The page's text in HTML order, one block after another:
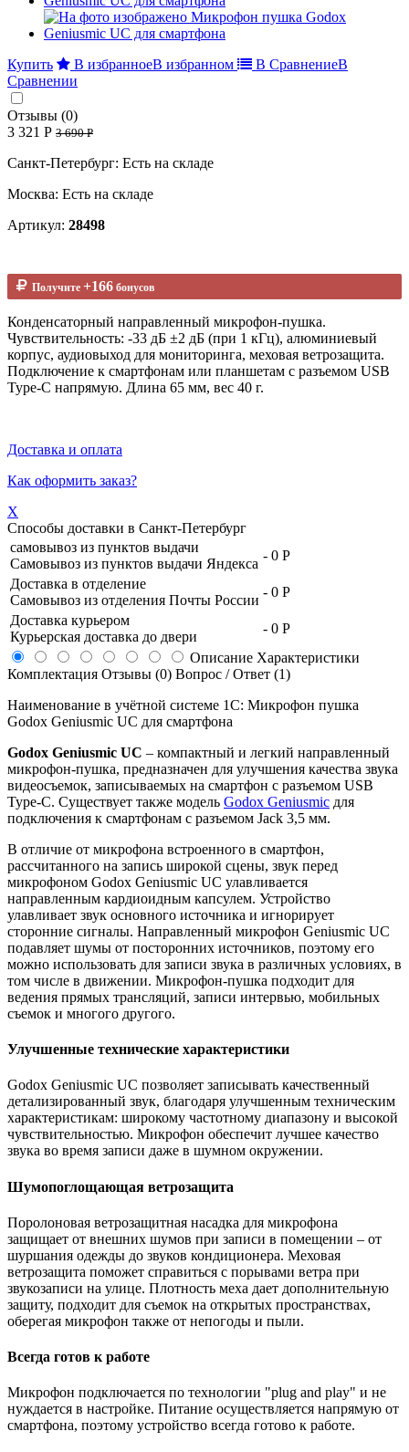
Купить В избранноеВ избранном В СравнениеВ
Сравнении
Отзывы (0)
3 321 Р 3 690 Р
Санкт-Петербург: Есть на складе
Москва: Есть на складе
Артикул: 28498
Получите +166 бонусов
Конденсаторный направленный микрофон-пушка.
Чувствительность: -33 дБ ±2 дБ (при 1 кГц), алюминиевый
корпус, аудиовыход для мониторинга, меховая ветрозащита.
Подключение к смартфонам или планшетам с разъемом USB
Type-C напрямую. Длина 65 мм, вес 40 г.
Доставка и оплата
Как оформить заказ?
X
Способы доставки в Санкт-Петербург
самовывоз из пунктов выдачи
Самовывоз из пунктов выдачи Яндекса
- 0 Р
Доставка в отделение
Самовывоз из отделения Почты России
- 0 Р
Доставка курьером
Курьерская доставка до двери
- 0 Р
Описание Характеристики
Комплектация Отзывы (0) Вопрос / Ответ (1)
Наименование в учётной системе 1С: Микрофон пушка
Godox Geniusmic UC для смартфона
Godox Geniusmic UC – компактный и легкий направленный
микрофон-пушка, предназначен для улучшения качества звука
видеосъемок, записываемых на смартфон с разъемом USB
Type-C. Существует также модель Godox Geniusmic для
подключения к смартфонам с разъемом Jack 3,5 мм.
В отличие от микрофона встроенного в смартфон,
рассчитанного на запись широкой сцены, звук перед
микрофоном Godox Geniusmic UC улавливается
направленным кардиоидным капсулем. Устройство
улавливает звук основного источника и игнорирует
сторонние сигналы. Направленный микрофон Geniusmic UC
подавляет шумы от посторонних источников, поэтому его
можно использовать для записи звука в различных условиях, в
том числе в движении. Микрофон-пушка подходит для
ведения прямых трансляций, записи интервью, мобильных
съемок и многого другого.
Улучшенные технические характеристики
Godox Geniusmic UC позволяет записывать качественный
детализированный звук, благодаря улучшенным техническим
характеристикам: широкому частотному диапазону и высокой
чувствительностью. Микрофон обеспечит лучшее качество
звука во время записи даже в шумном окружении.
Шумопоглощающая ветрозащита
Поролоновая ветрозащитная насадка для микрофона
защищает от внешних шумов при записи в помещении – от
шуршания одежды до звуков кондиционера. Меховая
ветрозащита поможет справиться с порывами ветра при
звукозаписи на улице. Плотность меха дает дополнительную
защиту, подходит для съемок на открытых пространствах,
оберегая микрофон также от непогоды и пыли.
Всегда готов к работе
Микрофон подключается по технологии "plug and play" и не
нуждается в настройке. Питание осуществляется напрямую от
смартфона, поэтому устройство всегда готово к работе.